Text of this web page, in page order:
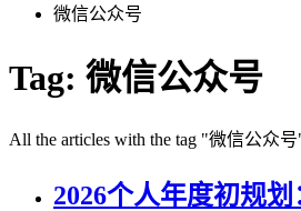
微信公众号
Tag: 微信公众号
All the articles with the tag "微信公众
2026个人年度初规